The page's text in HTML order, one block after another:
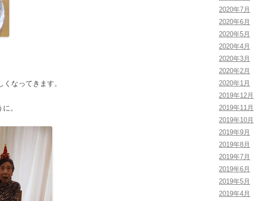
なってきます。
。
2020年7月
2020年6月
2020年5月
2020年4月
2020年3月
2020年2月
2020年1月
2019年12月
2019年11月
2019年10月
2019年9月
2019年8月
2019年7月
2019年6月
2019年5月
2019年4月